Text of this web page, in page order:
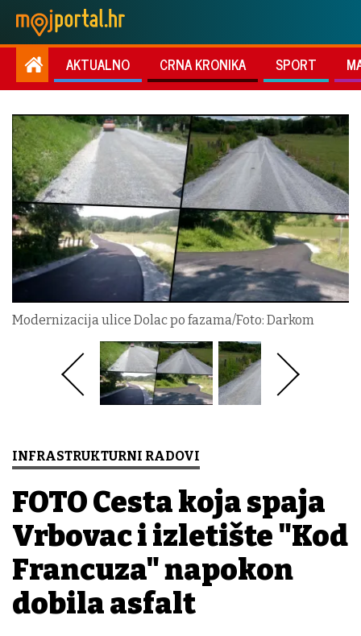
AKTUALNO CRNA KRONIKA SPORT
Modernizacija ulice Dolac po fazama/Foto: Darkom
INFRASTRUKTURNI RADOVI
FOTO Cesta koja spaja
Vrbovac i izletište "Kod
Francuza" napokon
dobila asfalt